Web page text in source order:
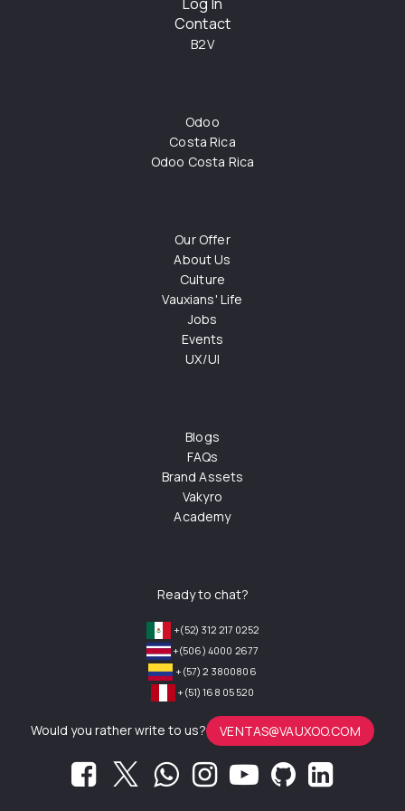
Log In
Contact
B2V
Odoo
Costa Rica
Odoo Costa Rica
Our Offer
About Us
Culture
Vauxians' Life
Jobs
Events
UX/UI
Blogs
FAQs
Brand Assets
Vakyro
Academy
Ready to chat?
+(52) 312 217 0252
+(506) 4000 2677
+(57) 2 3800806
+(51) 168 05 520
Would you rather write to us? VENTAS@VAUXOO.COM